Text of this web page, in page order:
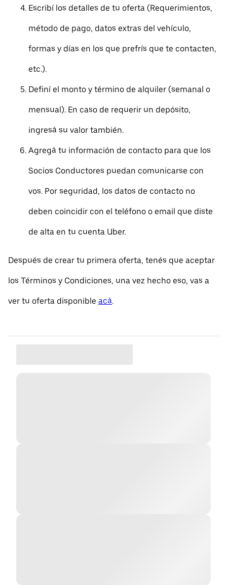
Escribí los detalles de tu oferta (Requerimientos,
método de pago, datos extras del vehículo,
formas y días en los que prefrís que te contacten,
etc.).
Definí el monto y término de alquiler (semanal o
mensual). En caso de requerir un depósito,
ingresá su valor también.
Agregá tu información de contacto para que los
Socios Conductores puedan comunicarse con
vos. Por seguridad, los datos de contacto no
deben coincidir con el teléfono o email que diste
de alta en tu cuenta Uber.
Después de crear tu primera oferta, tenés que aceptar
los Términos y Condiciones, una vez hecho eso, vas a
ver tu oferta disponible acá.